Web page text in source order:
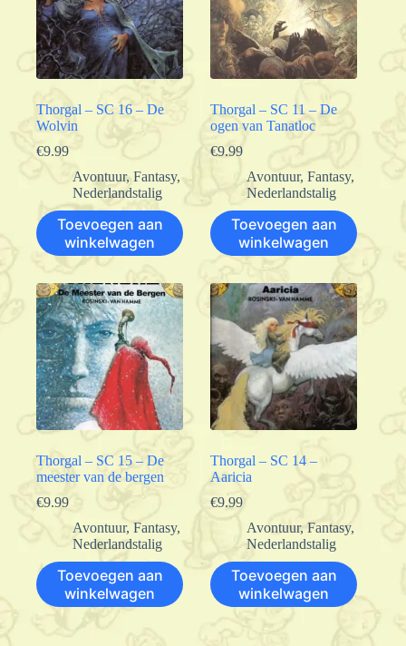
Thorgal – SC 16 – De
Wolvin
€9.99
Avontuur, Fantasy,
Nederlandstalig
Toevoegen aan
winkelwagen
Thorgal – SC 11 – De
ogen van Tanatloc
€9.99
Avontuur,Fantasy,
Nederlandstalig
Toevoegen aan
winkelwagen
Thorgal – SC 15 – De
meester van de bergen
€9.99
Avontuur, Fantasy,
Nederlandstalig
Toevoegen aan
winkelwagen
Thorgal – SC 14 –
Aaricia
€9.99
Avontuur,Fantasy,
Nederlandstalig
Toevoegen aan
winkelwagen